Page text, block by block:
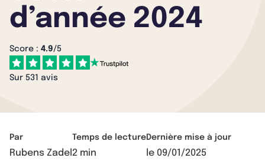
d’année 2024
Score : 4.9/5
Sur 531 avis
Par
Rubens Zadel
Temps de lecture
2 min
Dernière mise à jour
le 09/01/2025